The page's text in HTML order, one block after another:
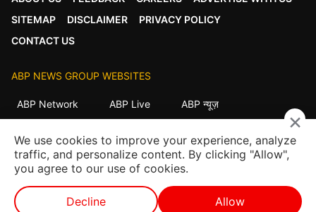
SITEMAP
DISCLAIMER
PRIVACY POLICY
CONTACT US
ABP NEWS GROUP WEBSITES
ABP Network ABP Live
ABP न्यूज़
ABP Ganga
ABP ਸਾਂਝਾ ABP நாடு ABP దేశం
FOLLOW US
×
We use cookies to improve your experience, analyze
traffic, and personalize content. By clicking "Allow",
you agree to our use of cookies.
Decline Allow